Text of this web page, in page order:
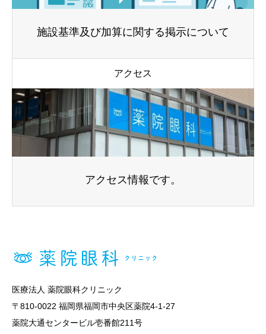
施設基準及び加算に関する掲示について
アクセス
アクセス情報です。
医療法人 薬院眼科クリニック
〒810-0022 福岡県福岡市中央区薬院4-1-27
薬院大通センタービル壱番館211号